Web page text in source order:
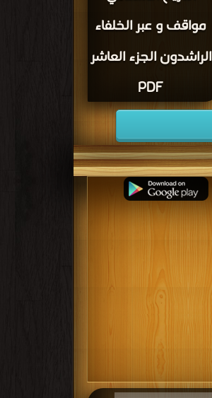
مواقف و عبر الخلفاء
الراشدون الجزء العاشر
PDF